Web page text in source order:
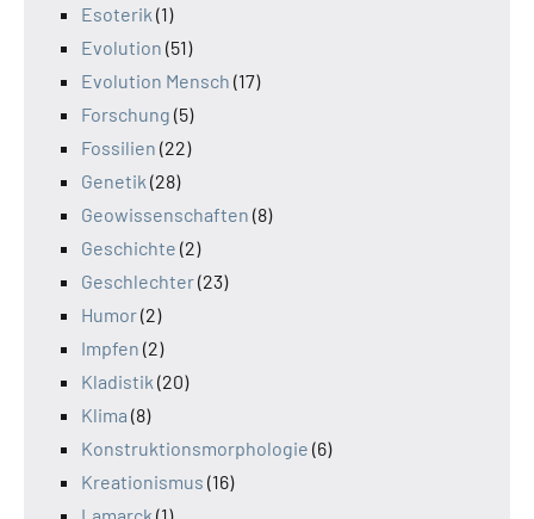
Esoterik (1)
Evolution (51)
Evolution Mensch (17)
Forschung (5)
Fossilien (22)
Genetik (28)
Geowissenschaften (8)
Geschichte (2)
Geschlechter(23)
Humor(2)
Impfen (2)
Kladistik (20)
Klima (8)
Konstruktionsmorphologie (6)
Kreationismus (16)
Lamarck (1)